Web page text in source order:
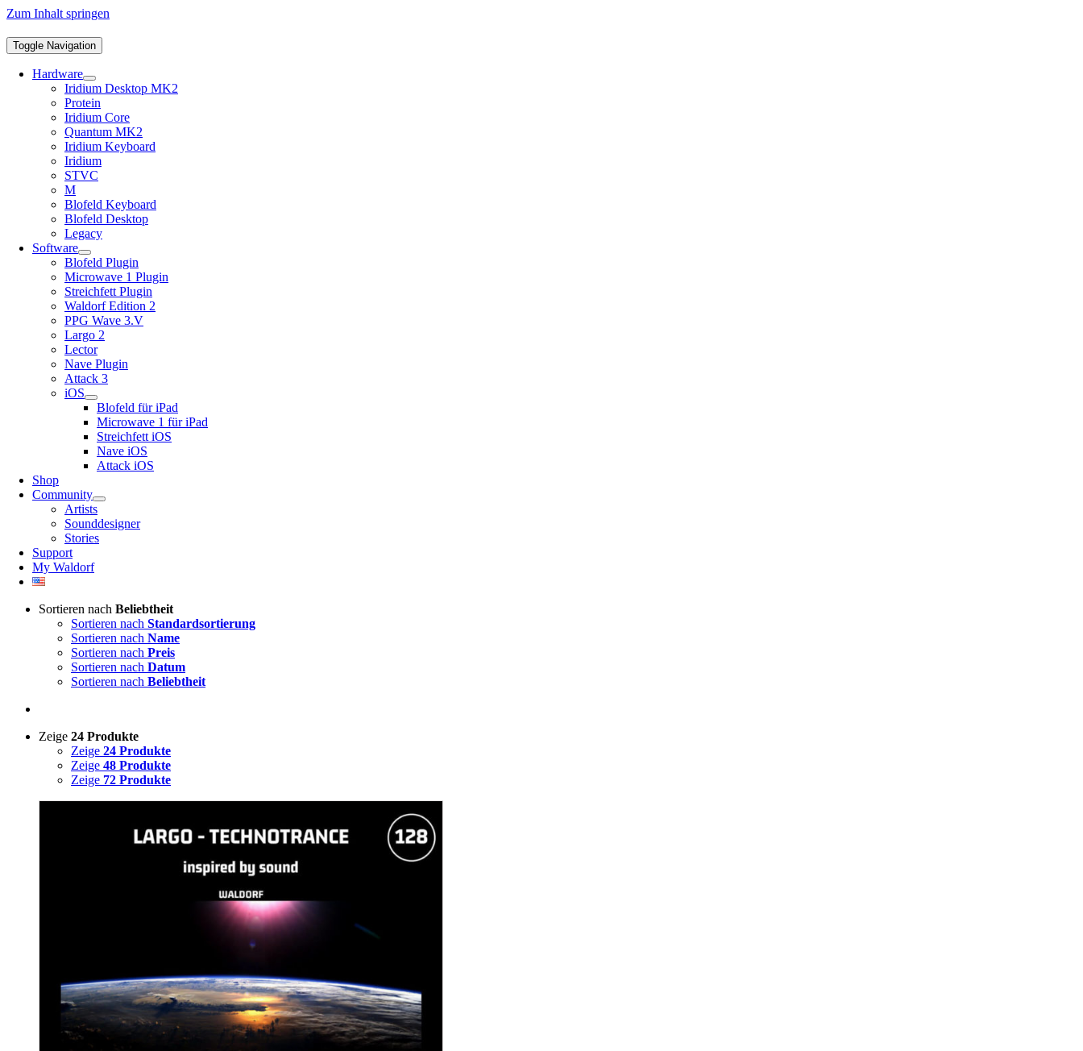
Zum Inhalt springen
Toggle Navigation
Hardware
Iridium Desktop MK2
Protein
Iridium Core
Quantum MK2
Iridium Keyboard
Iridium
STVC
M
Blofeld Keyboard
Blofeld Desktop
Legacy
Software
Blofeld Plugin
Microwave 1 Plugin
Streichfett Plugin
Waldorf Edition 2
PPG Wave 3.V
Largo 2
Lector
Nave Plugin
Attack 3
iOS
Blofeld für iPad
Microwave 1 für iPad
Streichfett iOS
Nave iOS
Attack iOS
Shop
Community
Artists
Sounddesigner
Stories
Support
My Waldorf
Sortieren nach Beliebtheit
Sortieren nach Standardsortierung
Sortieren nach Name
Sortieren nach Preis
Sortieren nach Datum
Sortieren nach Beliebtheit
Zeige 24 Produkte
Zeige 24 Produkte
Zeige 48 Produkte
Zeige 72 Produkte